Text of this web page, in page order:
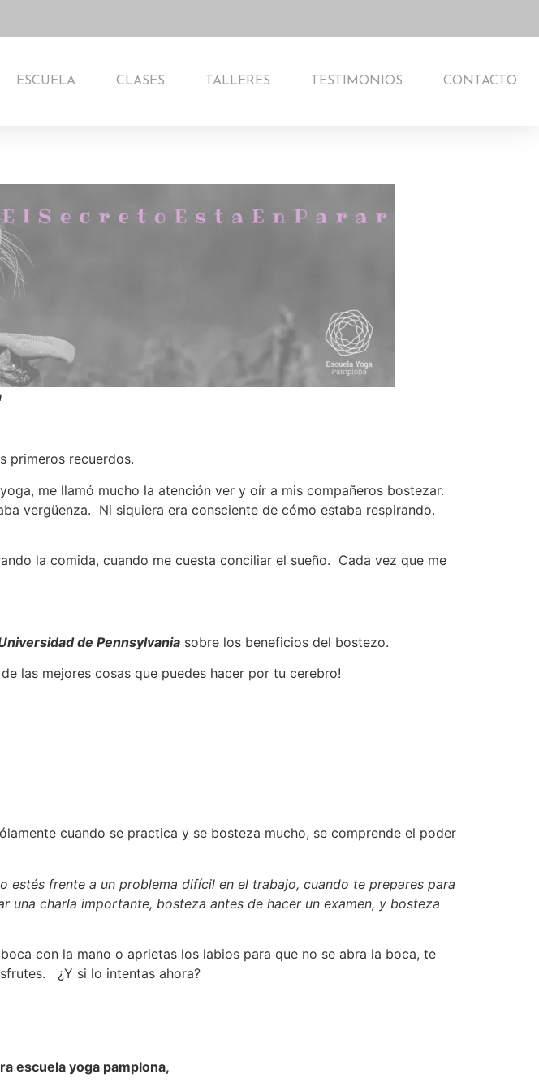
ESCUELA CLASES TALLERES TESTIMONIOS CONTACTO
primeros recuerdos.
me llamó mucho la atención ver y oír a mis compañeros bostezar.
vergüenza. Ni siquiera era consciente de cómo estaba respirando.
la comida, cuando me cuesta conciliar el sueño. Cada vez que me
de Pennsylvania sobre los beneficios del bostezo.
las mejores cosas que puedes hacer por tu cerebro!
cuando se practica y se bosteza mucho, se comprende el poder
estés frente a un problema difícil en el trabajo, cuando te prepares para
una charla importante, bosteza antes de hacer un examen, y bosteza
con la mano o aprietas los labios para que no se abra la boca, te
¿Y si lo intentas ahora?
escuela yoga pamplona,